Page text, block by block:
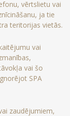
vērtslietu vai
ja tie
teritorijas vietās.
vai
vai šo
SPA
zaudējumiem,